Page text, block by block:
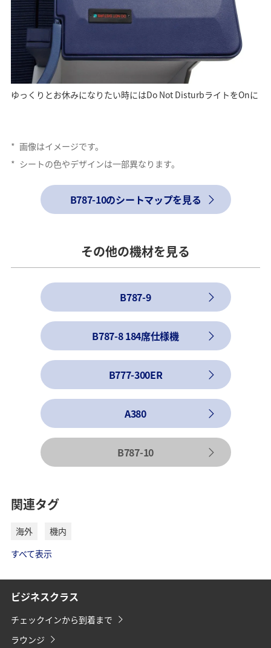
ゆっくりとお休みになりたい時にはDo Not DisturbライトをOnに
* 画像はイメージです。
* シートの色やデザインは一部異なります。
B787-10のシートマップを見る
その他の機材を見る
B787-9
B787-8 184席仕様機
B777-300ER
A380
B787-10
関連タグ
海外
機内
すべて表示
ビジネスクラス
チェックインから到着まで
ラウンジ